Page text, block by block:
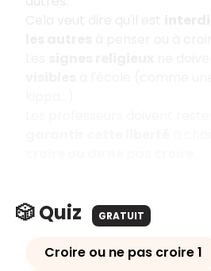
🎲 Quiz GRATUIT
Croire ou ne pas croire 1